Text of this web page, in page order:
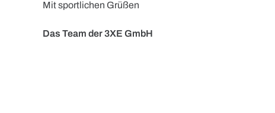
Mit sportlichen Grüßen
Das Team der 3XE GmbH